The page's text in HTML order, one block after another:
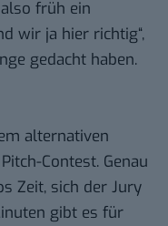
früh ein
wir ja hier richtig“,
gedacht haben.
alternativen
Contest. Genau
Zeit, sich der Jury
gibt es für